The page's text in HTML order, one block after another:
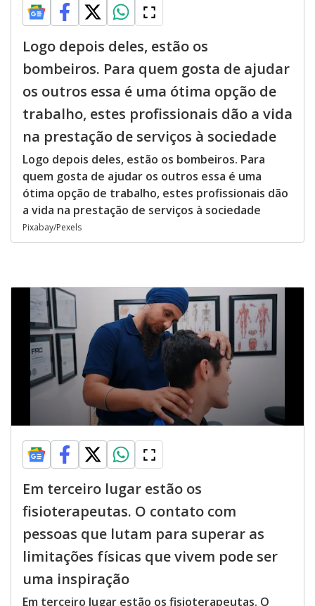
Logo depois deles, estão os
bombeiros. Para quem gosta de ajudar
os outros essa é uma ótima opção de
trabalho, estes profissionais dão a vida
na prestação de serviços à sociedade
Logo depois deles, estão os bombeiros. Para
quem gosta de ajudar os outros essa é uma
ótima opção de trabalho, estes profissionais dão
a vida na prestação de serviços à sociedade
Pixabay/Pexels
Em terceiro lugar estão os
fisioterapeutas. O contato com
pessoas que lutam para superar as
limitações físicas que vivem pode ser
uma inspiração
Em terceiro lugar estão os fisioterapeutas. O